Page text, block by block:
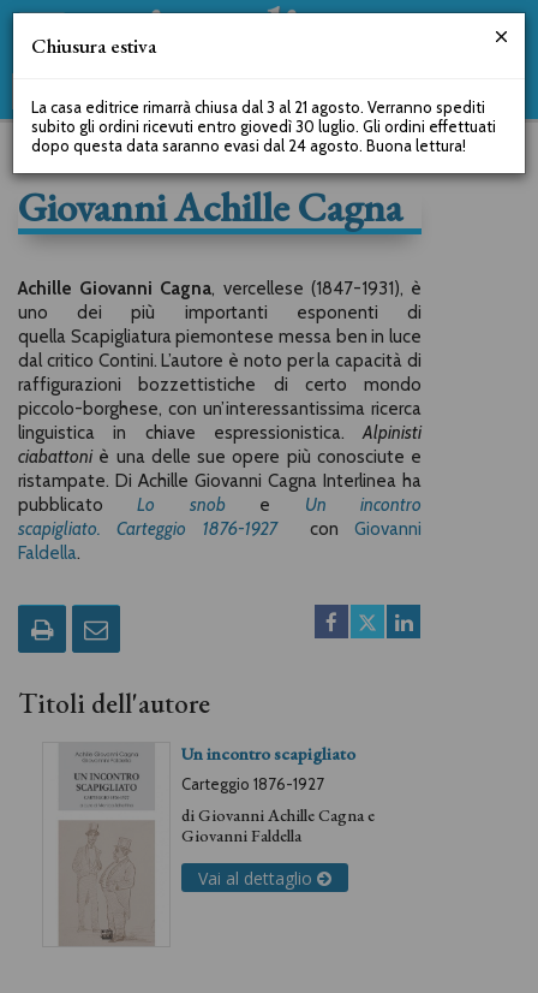
Giovanni Achille Cagna
Achille Giovanni Cagna, vercellese (1847-1931), è
uno dei più importanti esponenti di
quella Scapigliatura piemontese messa ben in luce
dal critico Contini. L’autore è noto per la capacità di
raffigurazioni bozzettistiche di certo mondo
piccolo-borghese, con un’interessantissima ricerca
linguistica in chiave espressionistica.Alpinisti
ciabattoni è una delle sue opere più conosciute e
ristampate. Di Achille Giovanni Cagna Interlinea ha
pubblicatoLo snobe
Un incontro
scapigliato. Carteggio 1876-1927
conGiovanni
Faldella.
Titoli dell'autore
Un incontro scapigliato
Carteggio 1876-1927
diGiovanni Achille Cagnae
Giovanni Faldella
Vai al dettaglio
Chiusura estiva
La casa editrice rimarrà chiusa dal 3 al 21 agosto. Verranno spediti
subito gli ordini ricevuti entro giovedì 30 luglio. Gli ordini effettuati
dopo questa data saranno evasi dal 24 agosto. Buona lettura!